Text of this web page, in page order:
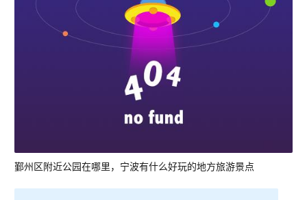
鄞州区附近公园在哪里，宁波有什么好玩的地方旅游景点